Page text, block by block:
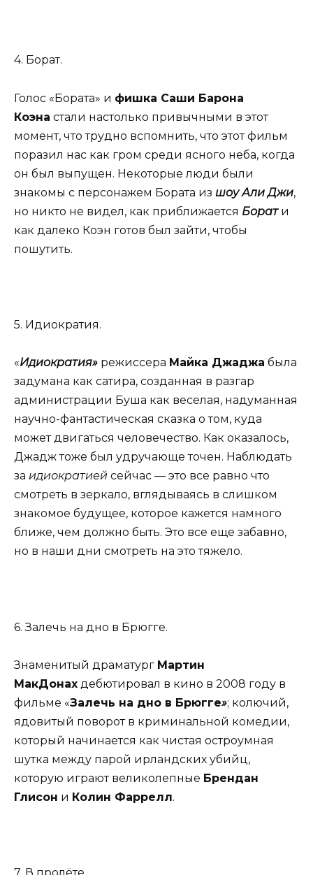
4. Борат.
Голос «Бората» и фишка Саши Барона
Коэна стали настолько привычными в этот
момент, что трудно вспомнить, что этот фильм
поразил нас как гром среди ясного неба, когда
он был выпущен. Некоторые люди были
знакомы с персонажем Бората из шоу Али Джи,
но никто не видел, как приближается Борати
как далеко Коэн готов был зайти, чтобы
пошутить.
5. Идиократия.
«Идиократия» режиссера Майка Джаджа была
задумана как сатира, созданная в разгар
администрации Буша как веселая, надуманная
научно-фантастическая сказка о том, куда
может двигаться человечество. Как оказалось,
Джадж тоже был удручающе точен. Наблюдать
за идиократией сейчас — это все равно что
смотреть в зеркало, вглядываясь в слишком
знакомое будущее, которое кажется намного
ближе, чем должно быть. Это все еще забавно,
но в наши дни смотреть на это тяжело.
6. Залечь на дно в Брюгге.
Знаменитый драматург Мартин
МакДонах дебютировал в кино в 2008 году в
фильме «Залечь на дно в Брюгге»; колючий,
ядовитый поворот в криминальной комедии,
который начинается как чистая остроумная
шутка между парой ирландских убийц,
которую играют великолепные Брендан
Глисон и Колин Фаррелл.